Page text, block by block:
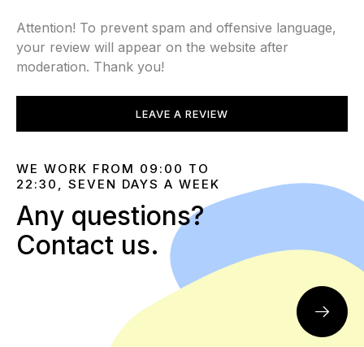
Attention! To prevent spam and offensive language,
your review will appear on the website after
moderation. Thank you!
LEAVE A REVIEW
WE WORK FROM 09:00 TO
22:30, SEVEN DAYS A WEEK
Any questions?
Contact us.